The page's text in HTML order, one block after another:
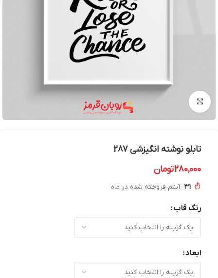
بزرگنمایی تصویر
تابلو نوشته انگیزشی 287
280,000تومان
31 آیتم فروخته شده در ماه
رنگ قاب
ابعاد